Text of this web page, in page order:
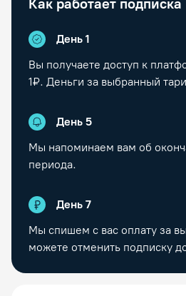
Как работает подписка
День 1
Вы получаете доступ к
1₽. Деньги за выбранный
День 5
Мы напоминаем вам об
периода.
День 7
Мы спишем с вас оплату за
можете отменить подписку